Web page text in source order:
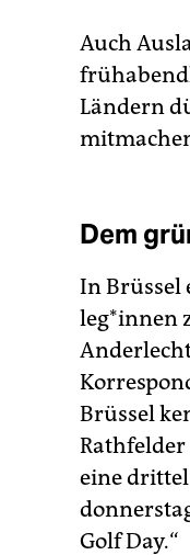
Auch
Ländern
Dem
In Brüssel
le­g*in­nen
Brüssel
Rathfelder
eine drittel
Golf Day.“